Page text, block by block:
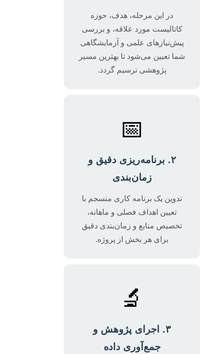
در این مرحله، هدف، حوزه
کاتالیست مورد علاقه، و بررسی
پیش‌نیازهای علمی و آزمایشگاهی
شما تعیین می‌شود تا بهترین مسیر
پژوهشی ترسیم گردد.
📅
۲. برنامه‌ریزی دقیق و
زمان‌بندی
تدوین یک برنامه کاری منسجم با
تعیین اهداف فصلی و ماهانه،
تخصیص منابع و زمان‌بندی دقیق
برای هر بخش از پروژه.
🔬
۳. اجرای پژوهش و
جمع‌آوری داده